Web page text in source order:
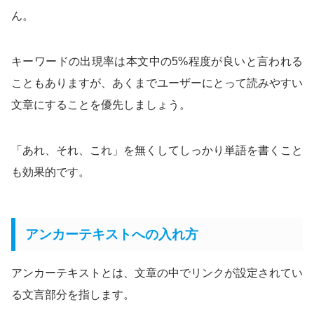
ん。
キーワードの出現率は本文中の5%程度が良いと言われる
こともありますが、あくまでユーザーにとって読みやすい
文章にすることを優先しましょう。
「あれ、それ、これ」を無くしてしっかり単語を書くこと
も効果的です。
アンカーテキストへの入れ方
アンカーテキストとは、文章の中でリンクが設定されてい
る文言部分を指します。